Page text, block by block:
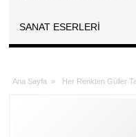
SANAT ESERLERI
Ana Sayfa » Her Renkten Güller